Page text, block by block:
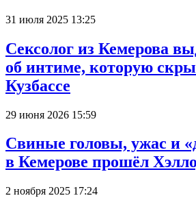
31 июля 2025 13:25
Сексолог из Кемерова
об интиме, которую
Кузбассе
29 июня 2026 15:59
Свиные головы, ужас и
в Кемерове прошёл
2 ноября 2025 17:24